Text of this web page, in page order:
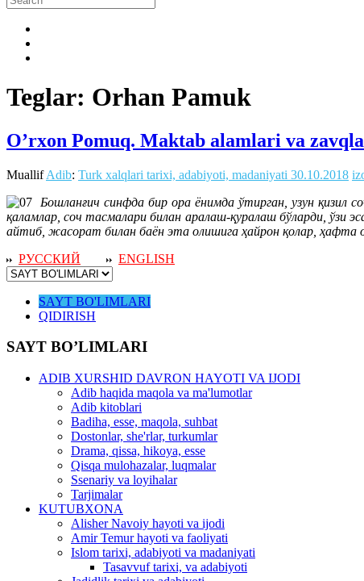
Teglar: Orhan Pamuk
O’rxon Pomuq. Maktab alamlari va
MuallifAdib: Turk xalqlari tarixi, adabiyoti, madaniyati 30.10.2018
Бошланғич синфда бир ора ёнимда ўтирган, узун қизил
қаламлар, соч тасмалари билан аралаш-қуралаш бўларди, ўзи
айтиб, жасорат билан баён эта олишига ҳайрон қолар, ҳафта
РУССКИЙ
ENGLISH
SAYT BO'LIMLARI
QIDIRISH
SAYT BO’LIMLARI
ADIB XURSHID DAVRON HAYOTI VA IJODI
Adib haqida maqola va ma'lumotlar
Adib kitoblari
Badiha, esse, maqola, suhbat
Dostonlar, she'rlar, turkumlar
Drama, qissa, hikoya, esse
Qisqa mulohazalar, luqmalar
Ssenariy va loyihalar
Tarjimalar
KUTUBXONA
Alisher Navoiy hayoti va ijodi
Amir Temur hayoti va faoliyati
Islom tarixi, adabiyoti va madaniyati
Tasavvuf tarixi, va adabiyoti